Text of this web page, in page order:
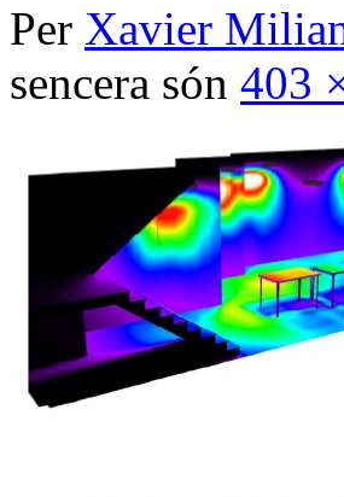
Per Xavier
sencera són 403